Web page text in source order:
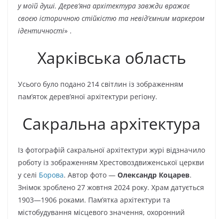
у моїй душі. Дерев’яна архітектура завжди вражає
своєю історичною стійкістю та невід’ємним маркером
ідентичності» .
Харківська область
Усього було подано 214 світлин із зображенням
пам’яток дерев’яної архітектури регіону.
Сакральна архітектура
Із фотографій сакральної архітектури журі відзначило
роботу із зображенням Хрестовоздвиженської церкви
у селі Борова. Автор фото — Олександр Коцарев.
Знімок зроблено 27 жовтня 2024 року. Храм датується
1903—1906 роками. Пам’ятка архітектури та
містобудування місцевого значення, охоронний